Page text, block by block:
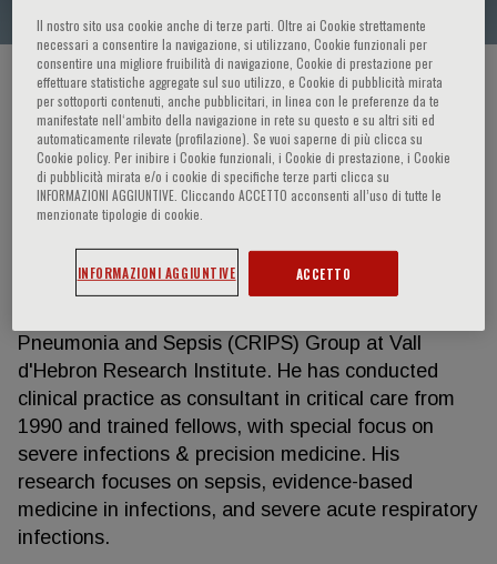
HOME PAGE / CORSI ED EVENTI / RELATORE
Jordi Rello
Jordi Rello is Chair Professor of Medicine at the
Universitat Internacional de Catalunya, Barcelona
Pneumonia and Sepsis (CRIPS) Group at Vall
d'Hebron Research Institute. He has conducted
clinical practice as consultant in critical care from
1990 and trained fellows, with special focus on
severe infections & precision medicine. His
research focuses on sepsis, evidence-based
medicine in infections, and severe acute respiratory
infections.
Il nostro sito usa cookie anche di terze parti. Oltre ai Cookie strettamente
necessari a consentire la navigazione, si utilizzano, Cookie funzionali per
consentire una migliore fruibilità di navigazione, Cookie di prestazione per
effettuare statistiche aggregate sul suo utilizzo, e Cookie di pubblicità mirata
per sottoporti contenuti, anche pubblicitari, in linea con le preferenze da te
manifestate nell‘ambito della navigazione in rete su questo e su altri siti ed
automaticamente rilevate (profilazione). Se vuoi saperne di più clicca su
Cookie policy. Per inibire i Cookie funzionali, i Cookie di prestazione, i Cookie
di pubblicità mirata e/o i cookie di specifiche terze parti clicca su
INFORMAZIONI AGGIUNTIVE. Cliccando ACCETTO acconsenti all’uso di tutte le
menzionate tipologie di cookie.
INFORMAZIONI AGGIUNTIVE ACCETTO